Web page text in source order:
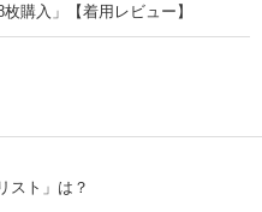
購入」【着用レビュー】
スト」は？